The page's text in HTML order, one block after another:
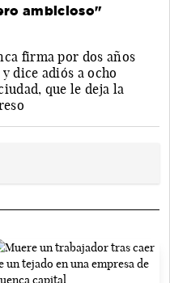
ambicioso"
firma por dos años
dice adiós a ocho
que le deja la